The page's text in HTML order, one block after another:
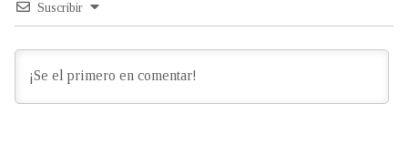
Suscribir